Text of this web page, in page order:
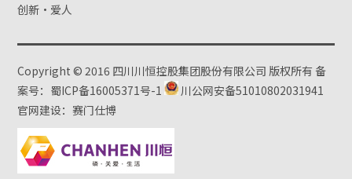
创新·爱人
Copyright © 2016 四川川恒控股集团股份有限公司 版权所有备
案号：蜀ICP备16005371号-1
川公网安备51010802031941
官网建设：赛门仕博